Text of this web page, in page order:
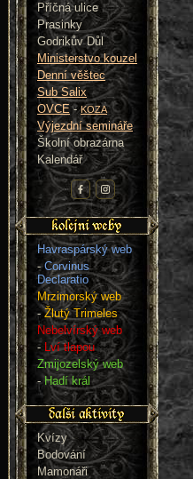
Příčná ulice
Prasinky
Godrikův Důl
Ministerstvo kouzel
Denní věštec
Sub Salix
OVCE-KOZA
Výjezdní semináře
Školní obrazárna
Kalendář
Havraspárský web
-Corvinus
Declaratio
Mrzimorský web
-Žlutý Trimeles
Nebelvírský web
- Lví tlapou
Zmijozelský web
-Hadí král
Kvízy
Bodování
Mamonáři